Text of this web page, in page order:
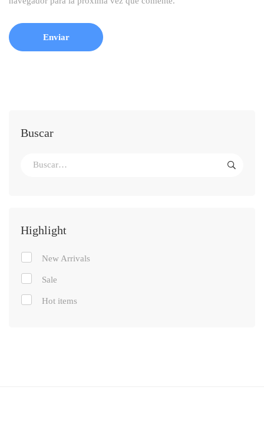
Buscar
Highlight
New Arrivals
Sale
Hot items